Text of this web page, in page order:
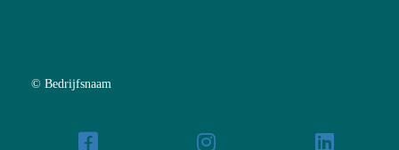
© Bedrijfsnaam